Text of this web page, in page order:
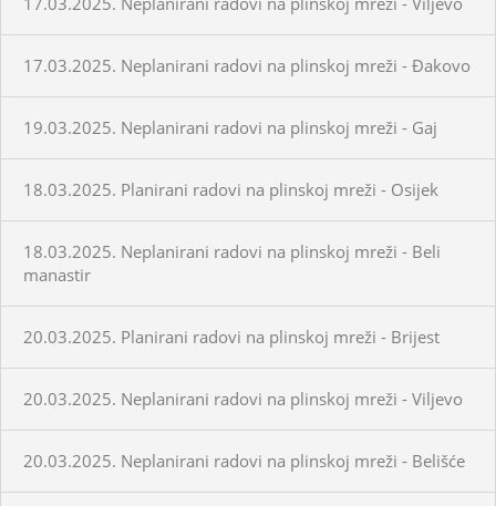
17.03.2025. Neplanirani radovi na plinskoj mreži - Đakovo
19.03.2025. Neplanirani radovi na plinskoj mreži - Gaj
18.03.2025. Planirani radovi na plinskoj mreži - Osijek
18.03.2025. Neplanirani radovi na plinskoj mreži - Beli
manastir
20.03.2025. Planirani radovi na plinskoj mreži - Brijest
20.03.2025. Neplanirani radovi na plinskoj mreži - Viljevo
20.03.2025. Neplanirani radovi na plinskoj mreži - Belišće